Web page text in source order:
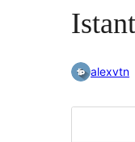
alexvtn